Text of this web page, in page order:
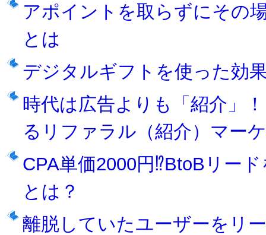
アポイントを取らずにその
とは
デジタルギフトを使った効
時代は広告よりも「紹介」
るリファラル（紹介）マー
CPA単価2000円⁉BtoBリー
とは？
離脱していたユーザーをリ